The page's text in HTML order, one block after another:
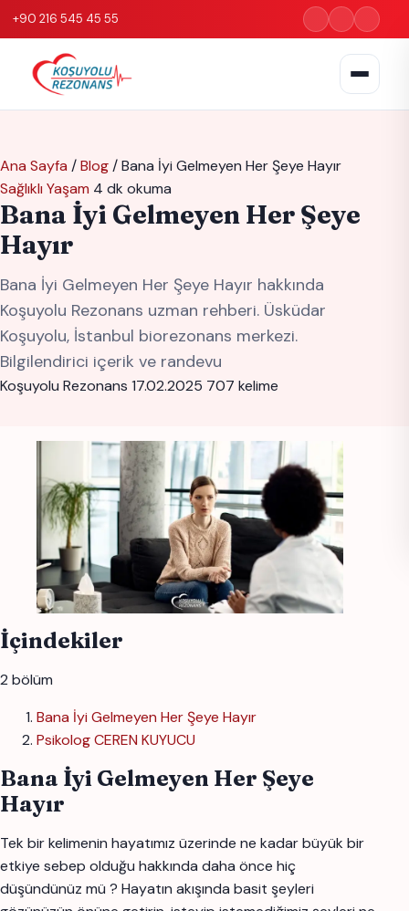
+90 216 545 45 55
Ana Sayfa /Blog/Bana İyi Gelmeyen Her Şeye Hayır
Sağlıklı Yaşam 4 dk okuma
Bana İyi Gelmeyen Her Şeye
Hayır
Bana İyi Gelmeyen Her Şeye Hayır hakkında
Koşuyolu Rezonans uzman rehberi. Üsküdar
Koşuyolu, İstanbul biorezonans merkezi.
Bilgilendirici içerik ve randevu
Koşuyolu Rezonans 17.02.2025 707 kelime
İçindekiler
2 bölüm
Bana İyi Gelmeyen Her Şeye Hayır
Psikolog CEREN KUYUCU
Bana İyi Gelmeyen Her Şeye
Hayır
Tek bir kelimenin hayatımız üzerinde ne kadar büyük bir
etkiye sebep olduğu hakkında daha önce hiç
düşündünüz mü ? Hayatın akışında basit şeyleri